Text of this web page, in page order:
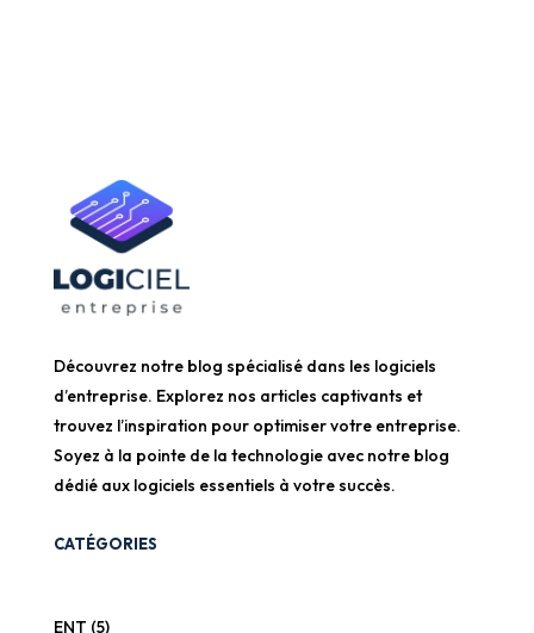
Découvrez notre blog spécialisé dans les logiciels
d’entreprise. Explorez nos articles captivants et
trouvez l’inspiration pour optimiser votre entreprise.
Soyez à la pointe de la technologie avec notre blog
dédié aux logiciels essentiels à votre succès.
CATÉGORIES
ENT (5)